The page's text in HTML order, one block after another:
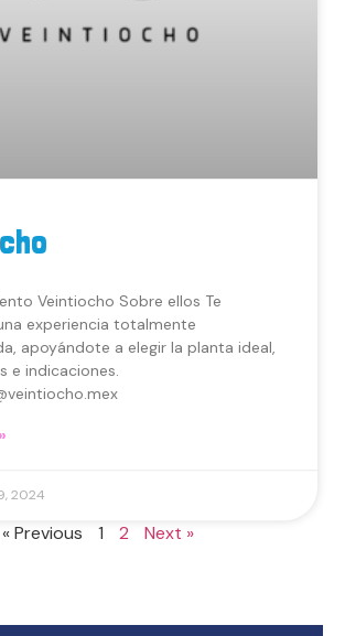
Veintiocho Sobre ellos Te
experiencia totalmente
apoyándote a elegir la planta ideal,
e indicaciones.
2024
« Previous 1 2 Next »